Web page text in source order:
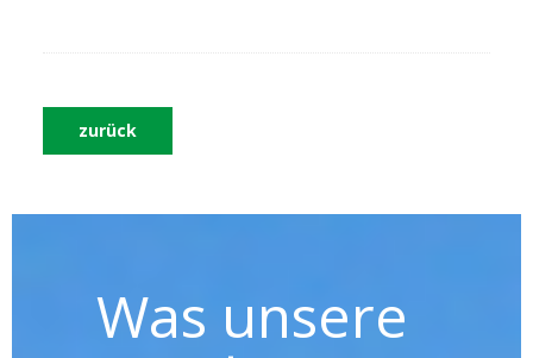
zurück
Was unsere